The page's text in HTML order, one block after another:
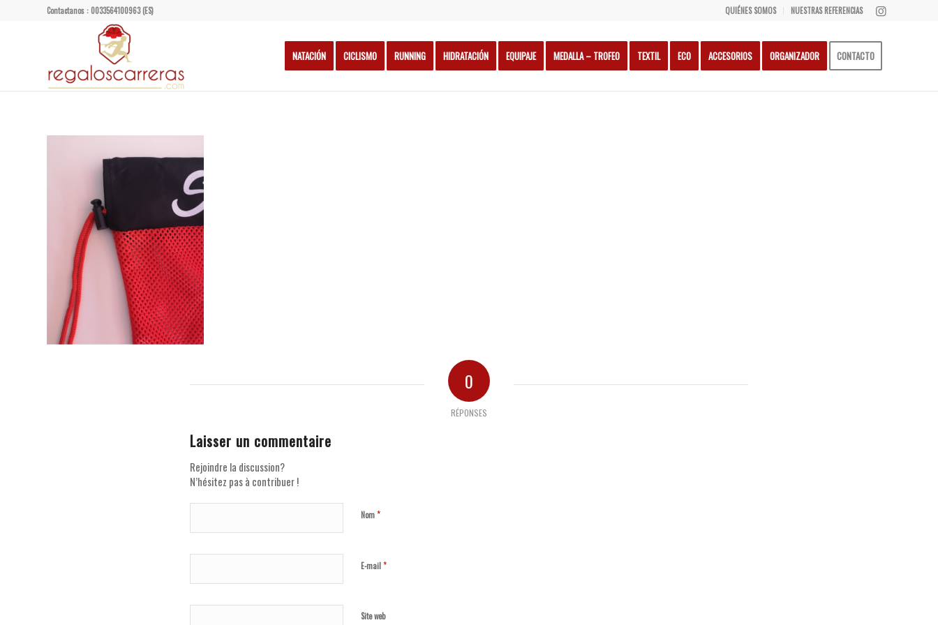
QUIÉNES SOMOS NUESTRAS REFERENCIAS
Contactanos : 0033564100963 (ES)
NATACIÓN CICLISMO RUNNING HIDRATACIÓN EQUIPAJE MEDALLA – TROFEO TEXTIL ECO ACCESORIOS ORGANIZADOR CONTACTO
0
RÉPONSES
Laisser un commentaire
Rejoindre la discussion?
N’hésitez pas à contribuer !
Nom*
E-mail*
Site web